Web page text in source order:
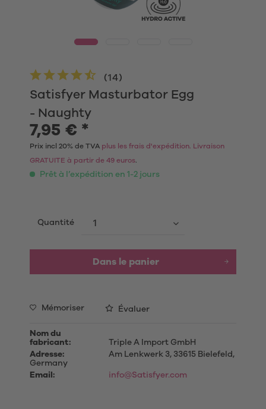
Satisfyer Masturbator Egg
- Naughty
(14)
7,95 € *
Prix incl 20% de TVA plus les frais d'expédition. Livraison
GRATUITE à partir de 49 euros.
Prêt à l’expédition en 1-2 jours
Quantité
Dans le panier
Mémoriser Évaluer
Nom du
fabricant:
Triple A Import GmbH
Adresse:
Am Lenkwerk 3, 33615 Bielefeld,
Germany
Email:
info@Satisfyer.com